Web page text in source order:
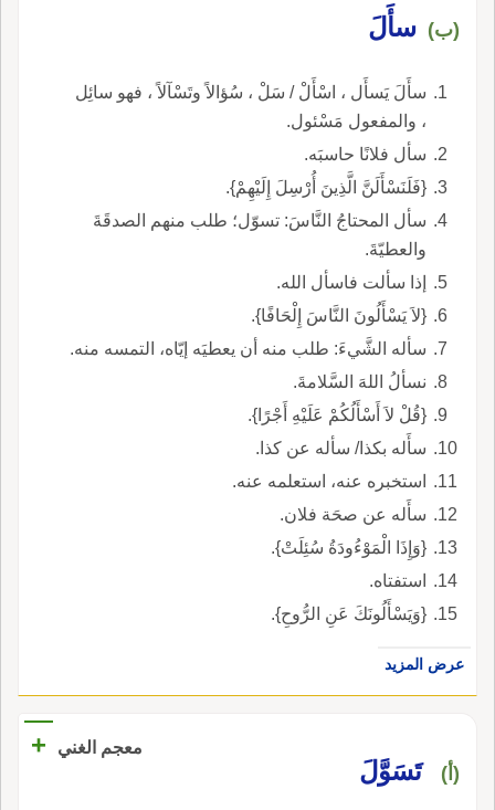
(ب) سأَلَ
سأَلَ يَسأَل ، اسْأَلْ / سَلْ ، سُؤالاً وتَسْآلاً ، فهو سائِل
، والمفعول مَسْئول.
سأل فلانًا حاسبَه.
{فَلَنَسْأَلَنَّ الَّذِينَ أُرْسِلَ إِلَيْهِمْ}.
سأل المحتاجُ النَّاسَ: تسوّل؛ طلب منهم الصدقَةَ
والعطيّةَ.
إذا سألت فاسأل الله.
{لاَ يَسْأَلُونَ النَّاسَ إِلْحَافًا}.
سأله الشَّيءَ: طلب منه أن يعطيَه إيّاه، التمسه منه.
نسألُ اللهَ السَّلامةَ.
{قُلْ لاَ أَسْأَلُكُمْ عَلَيْهِ أَجْرًا}.
سأَله بكذا/ سأله عن كذا.
استخبره عنه، استعلمه عنه.
سأَله عن صحَة فلان.
{وَإِذَا الْمَوْءُودَةُ سُئِلَتْ}.
استفتاه.
{وَيَسْأَلُونَكَ عَنِ الرُّوحِ}.
عرض المزيد
معجم الغني +
(أ) تَسَوَّلَ